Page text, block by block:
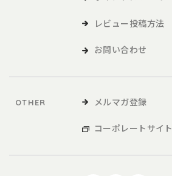
レビュー投稿方法
お問い合わせ
OTHER メルマガ登録
コーポレートサイト